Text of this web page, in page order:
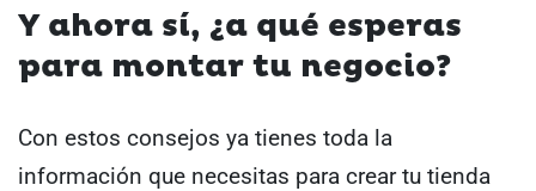
Y ahora sí, ¿a qué esperas
para montar tu negocio?
Con estos consejos ya tienes toda la
información que necesitas para crear tu tienda